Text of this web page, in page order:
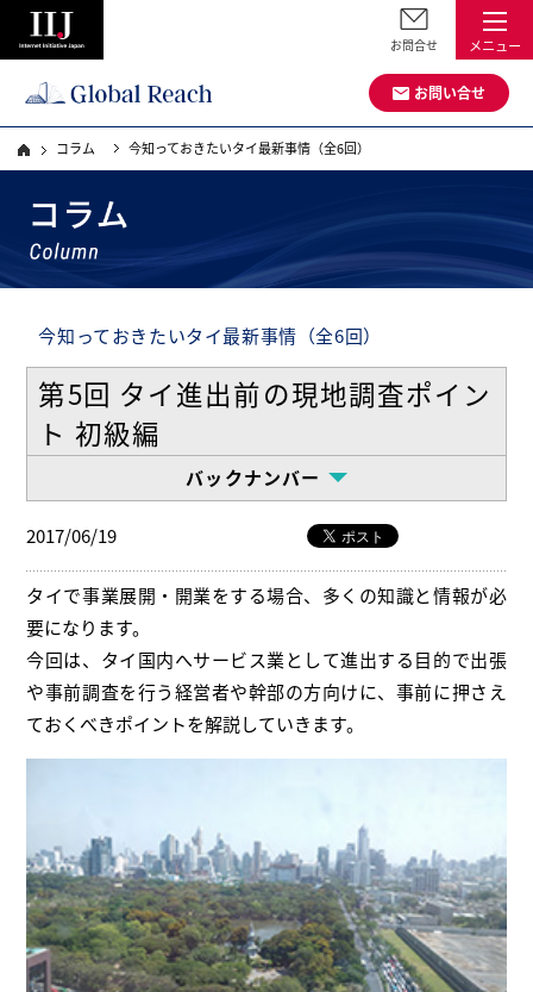
メニュー
お問合せ
お問い合せ
コラム 今知っておきたいタイ最新事情（全6回）
今知っておきたいタイ最新事情（全6回）
第5回 タイ進出前の現地調査ポイン
ト 初級編
バックナンバー
2017/06/19
タイで事業展開・開業をする場合、多くの知識と情報が必
要になります。
今回は、タイ国内へサービス業として進出する目的で出張
や事前調査を行う経営者や幹部の方向けに、事前に押さえ
ておくべきポイントを解説していきます。